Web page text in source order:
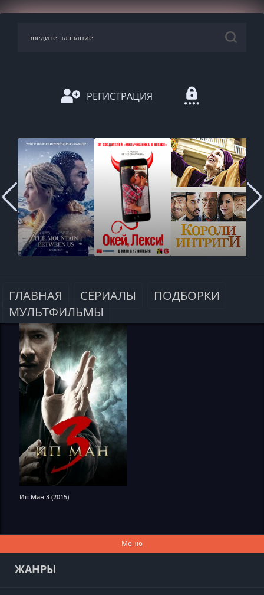
РЕГИСТРАЦИЯ
ГЛАВНАЯ СЕРИАЛЫ
ПОДБОРКИ
МУЛЬТФИЛЬМЫ
Ип Ман 3 (2015)
Меню
ЖАНРЫ